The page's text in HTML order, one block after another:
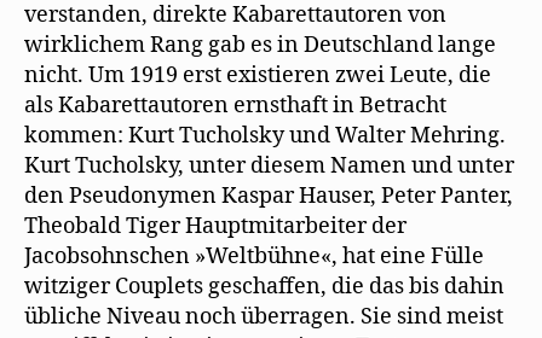
verstanden, direkte Kabarettautoren von
wirklichem Rang gab es in Deutschland lange
nicht. Um 1919 erst existieren zwei Leute, die
als Kabarettautoren ernsthaft in Betracht
kommen: Kurt Tucholsky und Walter Mehring.
Kurt Tucholsky, unter diesem Namen und unter
den Pseudonymen Kaspar Hauser, Peter Panter,
Theobald Tiger Hauptmitarbeiter der
Jacobsohnschen »Weltbühne«, hat eine Fülle
witziger Couplets geschaffen, die das bis dahin
übliche Niveau noch überragen. Sie sind meist